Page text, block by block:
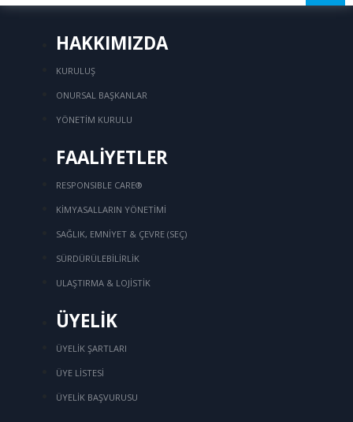
HAKKIMIZDA
KURULUŞ
ONURSAL BAŞKANLAR
YÖNETİM KURULU
FAALİYETLER
RESPONSIBLE CARE®
KİMYASALLARIN YÖNETİMİ
SAĞLIK, EMNİYET & ÇEVRE (SEÇ)
SÜRDÜRÜLEBİLİRLİK
ULAŞTIRMA & LOJİSTİK
ÜYELİK
ÜYELİK ŞARTLARI
ÜYE LİSTESİ
ÜYELİK BAŞVURUSU